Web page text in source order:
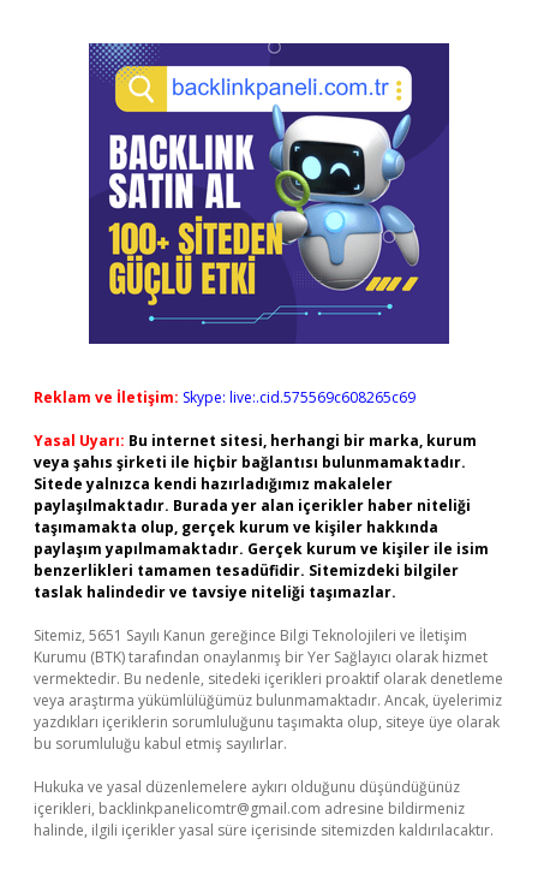
Reklam ve İletişim: Skype: live:.cid.575569c608265c69
Yasal Uyarı: Bu internet sitesi, herhangi bir marka, kurum
veya şahıs şirketi ile hiçbir bağlantısı bulunmamaktadır.
Sitede yalnızca kendi hazırladığımız makaleler
paylaşılmaktadır. Burada yer alan içerikler haber niteliği
taşımamakta olup, gerçek kurum ve kişiler hakkında
paylaşım yapılmamaktadır. Gerçek kurum ve kişiler ile isim
benzerlikleri tamamen tesadüfidir. Sitemizdeki bilgiler
taslak halindedir ve tavsiye niteliği taşımazlar.
Sitemiz, 5651 Sayılı Kanun gereğince Bilgi Teknolojileri ve İletişim
Kurumu (BTK) tarafından onaylanmış bir Yer Sağlayıcı olarak hizmet
vermektedir. Bu nedenle, sitedeki içerikleri proaktif olarak denetleme
veya araştırma yükümlülüğümüz bulunmamaktadır. Ancak, üyelerimiz
yazdıkları içeriklerin sorumluluğunu taşımakta olup, siteye üye olarak
bu sorumluluğu kabul etmiş sayılırlar.
Hukuka ve yasal düzenlemelere aykırı olduğunu düşündüğünüz
içerikleri, backlinkpanelicomtr@gmail.com adresine bildirmeniz
halinde, ilgili içerikler yasal süre içerisinde sitemizden kaldırılacaktır.